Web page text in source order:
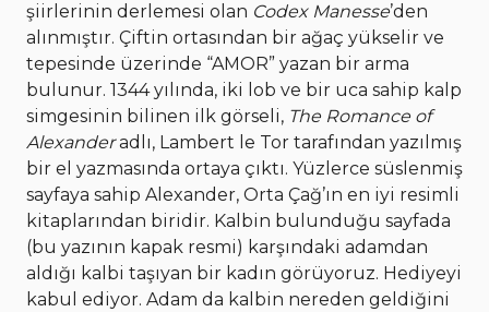
şiirlerinin derlemesi olan Codex Manesse’den
alınmıştır. Çiftin ortasından bir ağaç yükselir ve
tepesinde üzerinde “AMOR” yazan bir arma
bulunur. 1344 yılında, iki lob ve bir uca sahip kalp
simgesinin bilinen ilk görseli, The Romance of
Alexanderadlı, Lambert le Tor tarafından yazılmış
bir el yazmasında ortaya çıktı. Yüzlerce süslenmiş
sayfaya sahip Alexander, Orta Çağ’ın en iyi resimli
kitaplarından biridir. Kalbin bulunduğu sayfada
(bu yazının kapak resmi) karşındaki adamdan
aldığı kalbi taşıyan bir kadın görüyoruz. Hediyeyi
kabul ediyor. Adam da kalbin nereden geldiğini